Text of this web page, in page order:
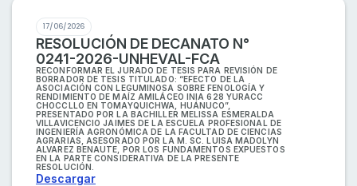
17/06/2026
RESOLUCIÓN DE DECANATO N°
0241-2026-UNHEVAL-FCA
RECONFORMAR EL JURADO DE TESIS PARA REVISIÓN DE
BORRADOR DE TESIS TITULADO: “EFECTO DE LA
ASOCIACIÓN CON LEGUMINOSA SOBRE FENOLOGÍA Y
RENDIMIENTO DE MAÍZ AMILÁCEO INIA 628 YURACC
CHOCCLLO EN TOMAYQUICHWA, HUÁNUCO”,
PRESENTADO POR LA BACHILLER MELISSA ESMERALDA
VILLAVICENCIO JAIMES DE LA ESCUELA PROFESIONAL DE
INGENIERÍA AGRONÓMICA DE LA FACULTAD DE CIENCIAS
AGRARIAS, ASESORADO POR LA M. SC. LUISA MADOLYN
ALVAREZ BENAUTE, POR LOS FUNDAMENTOS EXPUESTOS
EN LA PARTE CONSIDERATIVA DE LA PRESENTE
RESOLUCIÓN.
Descargar